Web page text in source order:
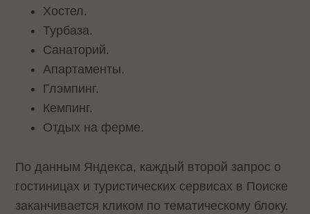
Хостел.
Турбаза.
Санаторий.
Апартаменты.
Глэмпинг.
Кемпинг.
Отдых на ферме.
По данным Яндекса, каждый второй запрос о
гостиницах и туристических сервисах в Поиске
заканчивается кликом по тематическому блоку.